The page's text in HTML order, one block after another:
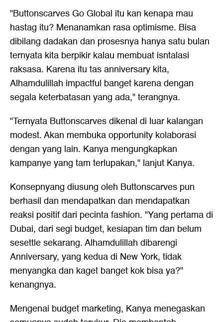
"Buttonscarves Go Global itu kan kenapa mau
hastag itu? Menanamkan rasa optimisme. Bisa
dibilang dadakan dan prosesnya hanya satu bulan
ternyata kita berpikir kalau membuat isntalasi
raksasa. Karena itu tas anniversary kita,
Alhamdulillah impactful banget karena dengan
segala keterbatasan yang ada," terangnya.
"Ternyata Buttonscarves dikenal di luar kalangan
modest. Akan membuka opportunity kolaborasi
dengan yang lain. Kanya mengungkapkan
kampanye yang tam terlupakan," lanjut Kanya.
Konsepnyang diusung oleh Buttonscarves pun
berhasil dan mendapatkan dan mendapatkan
reaksi positif dari pecinta fashion. "Yang pertama di
Dubai, dari segi budget, kesiapan tim dan belum
sesettle sekarang. Alhamdulillah dibarengi
Anniversary, yang kedua di New York, tidak
menyangka dan kaget banget kok bisa ya?"
kenangnya.
Mengenai budget marketing, Kanya menegaskan